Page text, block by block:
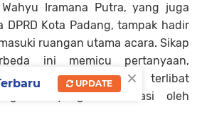
Iramana Putra, yang juga
DPRD Kota Padang, tampak hadir
ruangan utama acara. Sikap
ini memicu pertanyaan,
memilih untuk tidak terlibat
yang didominasi oleh
×
UPDATE